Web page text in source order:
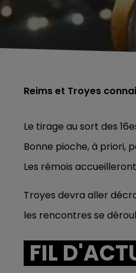
6h00 - 10h00
Reims et Troyes
Le tirage au sort des
Bonne pioche, à priori,
Les rémois
Troyes devra aller
les rencontres se
FIL